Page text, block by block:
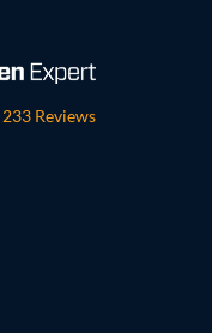
233 Reviews